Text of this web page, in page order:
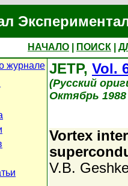
НАЧАЛО ПОИСК
журнале JETP, Vol.
(Русский
Октябрь 1988
Vortex
V.B.